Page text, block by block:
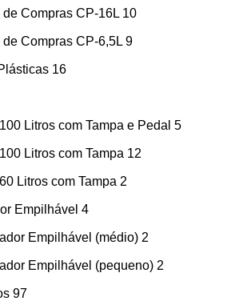
Compras CP-16L 10
Compras CP-6,5L 9
16
Litros com Tampa e Pedal 5
Litros com Tampa 12
Litros com Tampa 2
Empilhável 4
Empilhável (médio) 2
Empilhável (pequeno) 2
97